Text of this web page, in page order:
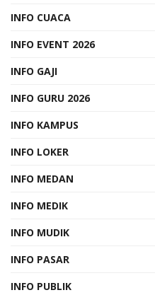
INFO CUACA
INFO EVENT 2026
INFO GAJI
INFO GURU 2026
INFO KAMPUS
INFO LOKER
INFO MEDAN
INFO MEDIK
INFO MUDIK
INFO PASAR
INFO PUBLIK